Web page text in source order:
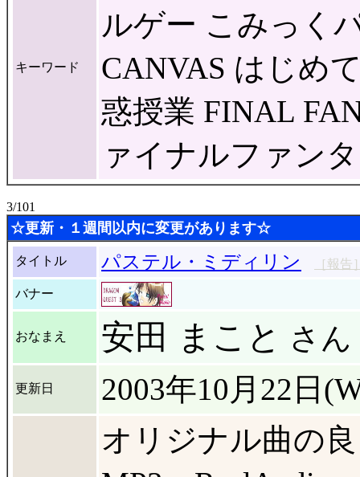
キーワード
ルゲー こみっく
CANVAS はじめ
惑授業 FINAL
ァイナルファン
3/101
☆更新・１週間以内に変更があります☆
タイトル パステル・ミディリン ［報告
バナー
おなまえ 安田 まこと さん
更新日
2003年10月22日
オリジナル曲の